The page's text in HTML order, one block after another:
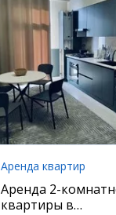
Аренда квартир
Аренда 2-
квартиры в